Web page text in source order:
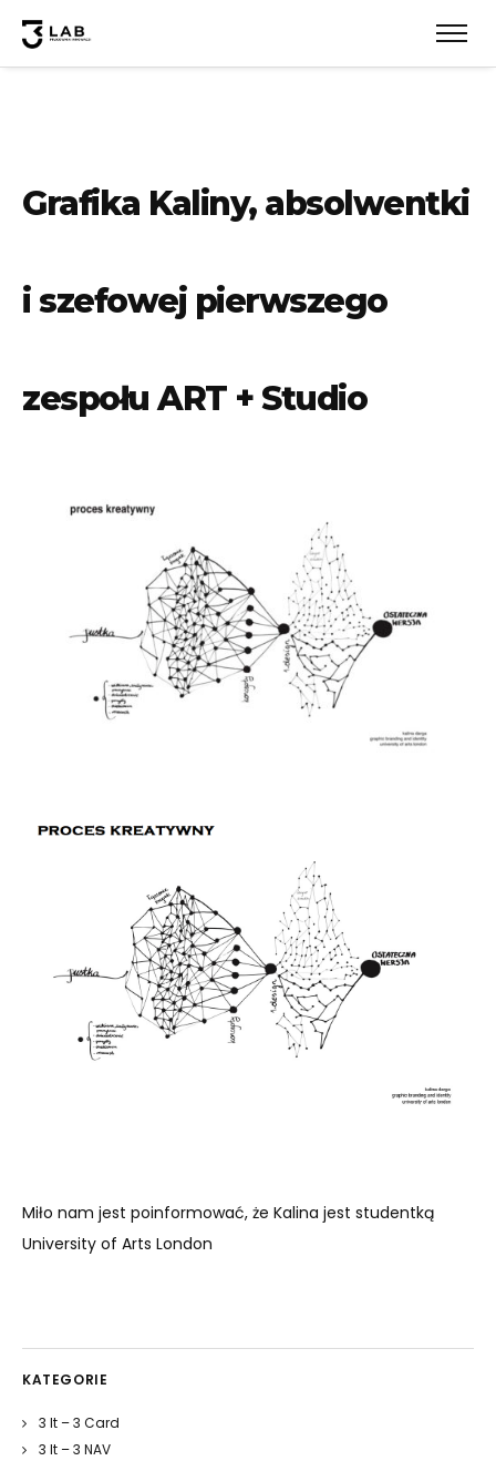
Grafika Kaliny, absolwentki
i szefowej pierwszego
zespołu ART + Studio
Miło nam jest poinformować, że Kalina jest studentką
University of Arts London
KATEGORIE
3 It – 3 Card
3 It – 3 NAV